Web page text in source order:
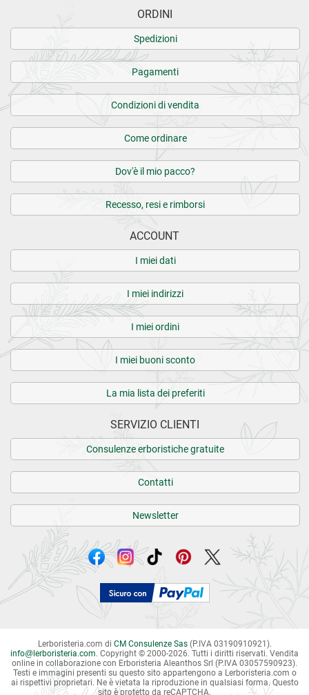
ORDINI
Spedizioni
Pagamenti
Condizioni di vendita
Come ordinare
Dov'è il mio pacco?
Recesso, resi e rimborsi
ACCOUNT
I miei dati
I miei indirizzi
I miei ordini
I miei buoni sconto
La mia lista dei preferiti
SERVIZIO CLIENTI
Consulenze erboristiche gratuite
Contatti
Newsletter
Lerboristeria.com di CM Consulenze Sas(P.IVA 03190910921).
info@lerboristeria.com. Copyright © 2000-2026. Tutti i diritti riservati. Vendita
online in collaborazione con Erboristeria Aleanthos Srl (P.IVA 03057590923).
Testi e immagini presenti su questo sito appartengono a Lerboristeria.com o
ai rispettivi proprietari. Ne è vietata la riproduzione in qualsiasi forma. Questo
sito è protetto da reCAPTCHA.